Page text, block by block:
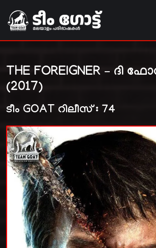
THE FOREIGNER – ദി
(2017)
ടീം GOAT റിലീസ് : 74